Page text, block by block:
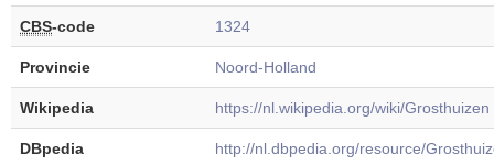
CBS-code 1324
Provincie Noord-Holland
Wikipedia https://nl.wikipedia.org/wiki/Grosthuizen
DBpedia http://nl.dbpedia.org/resource/